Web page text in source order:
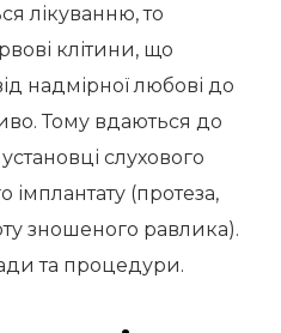
лікуванню, то
клітини, що
надмірної любові до
Тому вдаються до
слухового
імплантату (протеза,
зношеного равлика).
та процедури.